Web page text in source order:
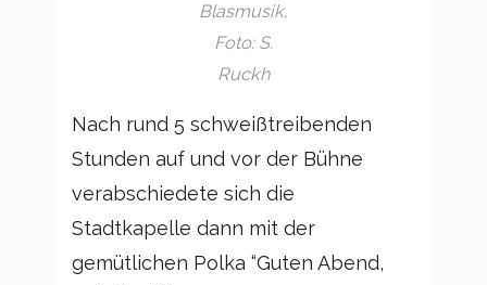
Blasmusik,
Foto: S.
Ruckh
Nach rund 5 schweißtreibenden
Stunden auf und vor der Bühne
verabschiedete sich die
Stadtkapelle dann mit der
gemütlichen Polka “Guten Abend,